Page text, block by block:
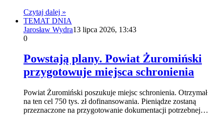
Czytaj dalej »
TEMAT DNIA
Jarosław Wydra13 lipca 2026, 13:43
0
Powstają plany. Powiat Żuromiński
przygotowuje miejsca schronienia
Powiat Żuromiński poszukuje miejsc schronienia. Otrzymał
na ten cel 750 tys. zł dofinansowania. Pieniądze zostaną
przeznaczone na przygotowanie dokumentacji potrzebnej…